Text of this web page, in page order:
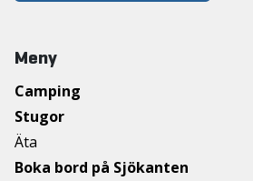
Meny
Camping
Stugor
Äta
Boka bord på Sjökanten